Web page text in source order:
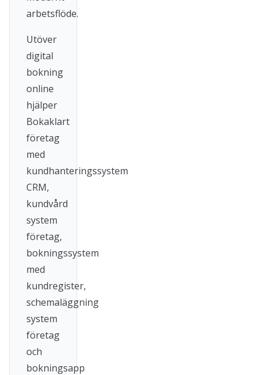
arbetsflöde.
Utöver
digital
bokning
online
hjälper
Bokaklart
företag
med
kundhanteringssystem
CRM,
kundvård
system
företag,
bokningssystem
med
kundregister,
schemaläggning
system
företag
och
bokningsapp